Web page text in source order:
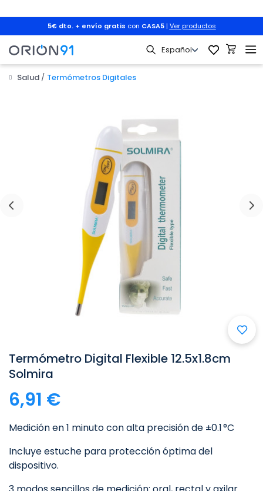
5€ dto. + envío gratis con CASA5| Ver productos
Salud Termómetros Digitales
Termómetro Digital Flexible 12.5x1.8cm
Solmira
6,91 €
Medición en 1 minuto con alta precisión de ±0.1 °C
Incluye estuche para protección óptima del
dispositivo.